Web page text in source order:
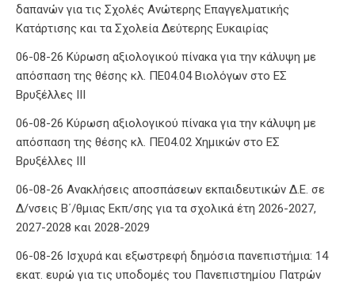
δαπανών για τις Σχολές Ανώτερης Επαγγελματικής
Κατάρτισης και τα Σχολεία Δεύτερης Ευκαιρίας
06-08-26 Κύρωση αξιολογικού πίνακα για την κάλυψη με
απόσπαση της θέσης κλ. ΠΕ04.04 Βιολόγων στο ΕΣ
Βρυξέλλες ΙΙΙ
06-08-26 Κύρωση αξιολογικού πίνακα για την κάλυψη με
απόσπαση της θέσης κλ. ΠΕ04.02 Χημικών στο ΕΣ
Βρυξέλλες ΙΙΙ
06-08-26 Ανακλήσεις αποσπάσεων εκπαιδευτικών Δ.Ε. σε
Δ/νσεις Β΄/θμιας Εκπ/σης για τα σχολικά έτη 2026-2027,
2027-2028 και 2028-2029
06-08-26 Ισχυρά και εξωστρεφή δημόσια πανεπιστήμια: 14
εκατ. ευρώ για τις υποδομές του Πανεπιστημίου Πατρών